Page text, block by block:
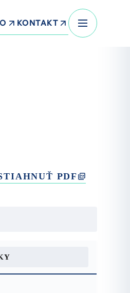
KONTAKT
PDF